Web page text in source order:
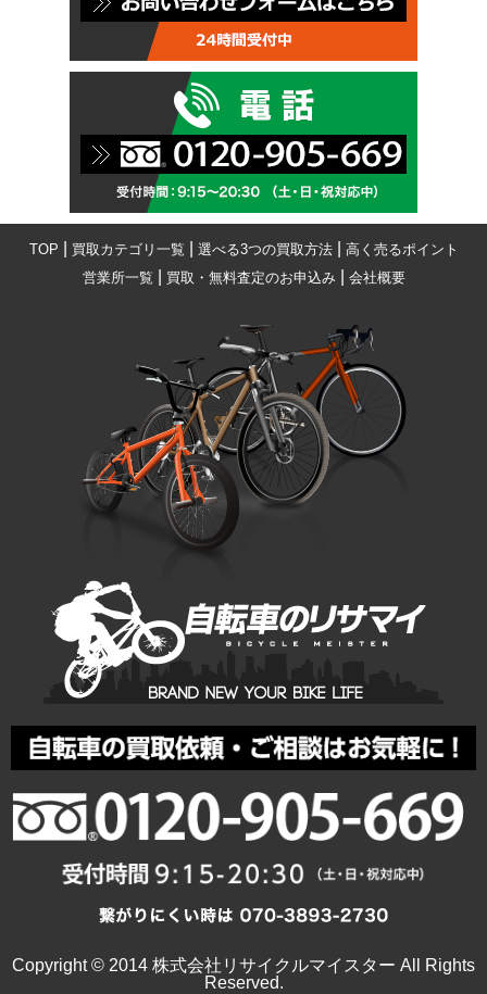
TOP 買取カテゴリ一覧 選べる3つの買取方法| 高く売るポイント
営業所一覧
買取・無料査定のお申込み| 会社概要
Copyright © 2014 株式会社リサイクルマイスター All Rights
Reserved.